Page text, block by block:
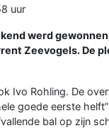
uur
werd
Zeevogels. De
Ivo Rohling. De
goede eerste
bal op zijn